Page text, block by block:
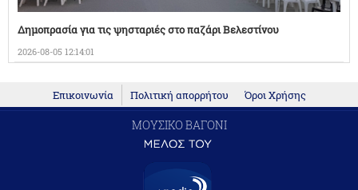
Δημοπρασία για τις ψησταριές στο παζάρι Βελεστίνου
2026-08-05 12:14:01
Επικοινωνία Πολιτική απορρήτου Όροι Χρήσης
ΜΟΥΣΙΚΟ ΒΑΓΟΝΙ